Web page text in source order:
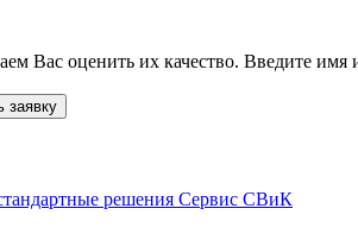
Вас оценить их качество. Введите
заявку
решения Сервис СВиК